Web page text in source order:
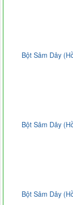
Bột Sâm Dây
Bột Sâm Dây
Bột Sâm Dây